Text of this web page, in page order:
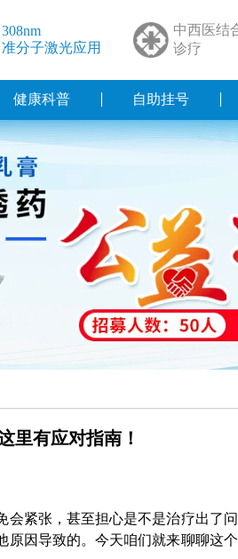
308nm
准分子激光应用
中西医结
诊疗
健康科普 自助挂号
里有应对指南！
会紧张，甚至担心是不是治疗出了
因导致的。今天咱们就来聊聊这个